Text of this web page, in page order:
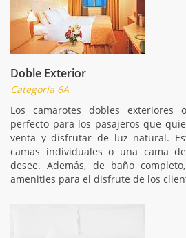
Doble Exterior
Categoría 6A
Los camarotes dobles exteriores
perfecto para los pasajeros que
venta y disfrutar de luz natural.
camas individuales o una cama
desee. Además, de baño
amenities para el disfrute de los